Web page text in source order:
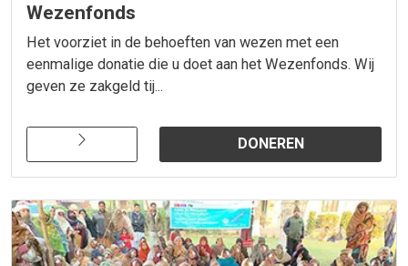
Wezenfonds
Het voorziet in de behoeften van wezen met een
eenmalige donatie die u doet aan het Wezenfonds. Wij
geven ze zakgeld tij...
DONEREN